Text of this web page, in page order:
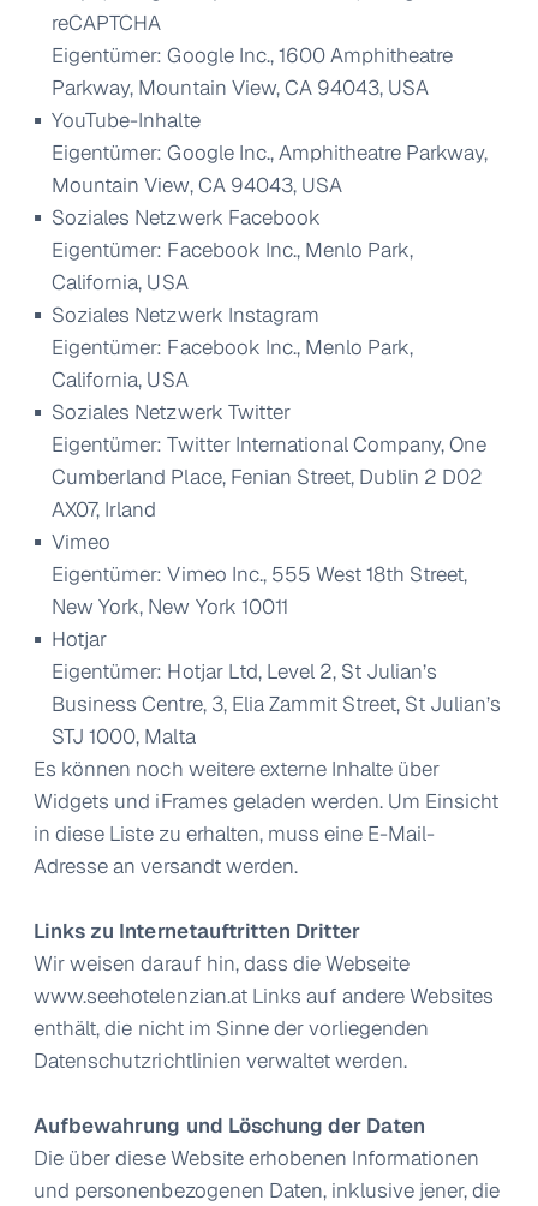
reCAPTCHA
Eigentümer: Google Inc., 1600 Amphitheatre
Parkway, Mountain View, CA 94043, USA
YouTube-Inhalte
Eigentümer: Google Inc., Amphitheatre Parkway,
Mountain View, CA 94043, USA
Soziales Netzwerk Facebook
Eigentümer: Facebook Inc., Menlo Park,
California, USA
Soziales Netzwerk Instagram
Eigentümer: Facebook Inc., Menlo Park,
California, USA
Soziales Netzwerk Twitter
Eigentümer: Twitter International Company, One
Cumberland Place, Fenian Street, Dublin 2 D02
AX07, Irland
Vimeo
Eigentümer: Vimeo Inc., 555 West 18th Street,
New York, New York 10011
Hotjar
Eigentümer: Hotjar Ltd, Level 2, St Julian’s
Business Centre, 3, Elia Zammit Street, St Julian’s
STJ 1000, Malta
Es können noch weitere externe Inhalte über
Widgets und iFrames geladen werden. Um Einsicht
in diese Liste zu erhalten, muss eine E-Mail-
Adresse an versandt werden.
Links zu Internetauftritten Dritter
Wir weisen darauf hin, dass die Webseite
www.seehotelenzian.atLinks auf andere Websites
enthält, die nicht im Sinne der vorliegenden
Datenschutzrichtlinien verwaltet werden.
Aufbewahrung und Löschung der Daten
Die über diese Website erhobenen Informationen
und personenbezogenen Daten, inklusive jener, die